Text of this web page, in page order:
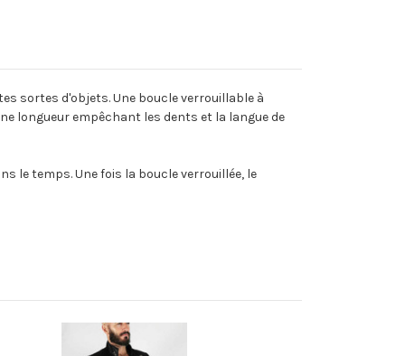
sortes d'objets. Une boucle verrouillable à
longueur empêchant les dents et la langue de
le temps. Une fois la boucle verrouillée, le